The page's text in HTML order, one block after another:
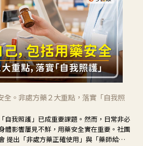
全。非處方藥２大重點，落實「自我照
自我照護」已成重要課題。然而，日常非必
體影響屢見不鮮，用藥安全實在重要。社團
提出「非處方藥正確使用」與「藥師給